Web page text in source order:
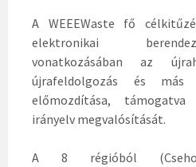
A WEEEWaste fő
elektronikai
vonatkozásában az
újrafeldolgozás és más
előmozdítása,
irányelv megvalósítását.
A 8 régióból